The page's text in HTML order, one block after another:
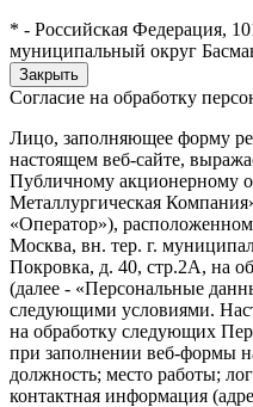
* - Российская Федерация,
муниципальный округ
Закрыть
Согласие на обработку
Лицо, заполняющее форму
настоящем веб-сайте,
Публичному акционерному
Металлургическая
«Оператор»),
Москва, вн. тер. г.
Покровка, д. 40, стр.2А, на
(далее - «Персональные
следующими условиями.
на обработку следующих
при заполнении веб-формы
должность; место работы;
контактная информация